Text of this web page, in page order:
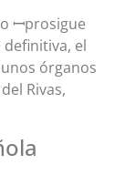
ꟷprosigue
el
órganos
Rivas,